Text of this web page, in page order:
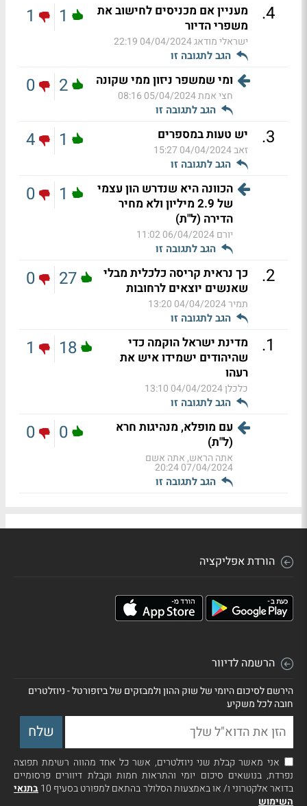
4
.
מעניין אם מכניסים לחישוב את
משפרי הדיור
ישראלי מודאג04/04/2024 22:19
הגב לתגובה זו
1
1
ומי שמשפר ניזון ממי שקונה
חצי אמת05/04/2024 08:16
הגב לתגובה זו
2
0
3
. יש טעות במספרים
זאב04/04/2024 15:27
הגב לתגובה זו
1
4
הכוונה היא שנדרש הון עצמי
של 2.9 מיליון ולא מחיר
הדירה (ל"ת)
יורם06/04/2024 11:02
הגב לתגובה זו
1
0
2
.
כך נראית קריסה כלכלית מבלי
שאנשים יוצאים לרחובות
תמיר04/04/2024 13:20
הגב לתגובה זו
27
0
1
.
מדינת ישראל הוקמה כדי
שהיהודים ישמידו איש את
רעהו
כלכלן04/04/2024 13:10
הגב לתגובה זו
18
1
עם מופלא, מנהיגות חרא
(ל"ת)
אתה הראש, אתה אשם
07/04/2024 20:24
הגב לתגובה זו
0
0
הורדת אפליקציה
הרשמה לדיוור
הירשם לסיכום היומי של שוק ההון ולמבזקים של ביזפורטל - ניוזלטרים
חובה לכל משקיע
אני מאשר קבלת שני ניוזלטרים, אשר כל אחד מהווה רשימת תפוצה
נפרדת, בנושאים סיכום יומי והתראות חמות וקבלת דיוורים פרסומיים
בדואר אלקטרוני ו/ או באמצעות הסלולר בהתאם למפורט בסעיף 10
בתנאי
השימוש